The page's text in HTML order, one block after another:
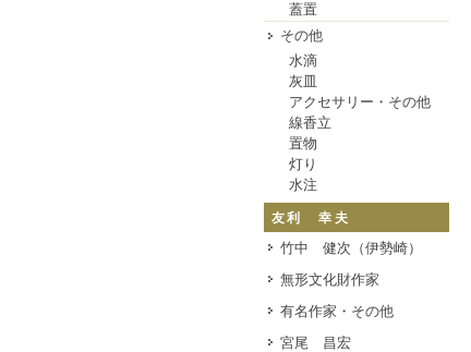
蓋置
その他
水滴
灰皿
アクセサリー・その他
線香立
置物
灯り
水注
友利 幸夫
竹中 健次（伊勢崎）
無形文化財作家
有名作家・その他
宮尾 昌宏